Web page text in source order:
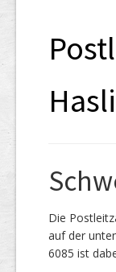
Die
auf der
6085 ist